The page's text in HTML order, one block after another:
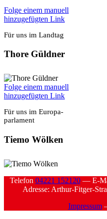
Fol­ge einem manu­ell
hin­zu­ge­füg­ten Link
Für uns im Land­tag
Tho­re Güld­ner
Fol­ge einem manu­ell
hin­zu­ge­füg­ten Link
Für uns im Euro­pa­
par­la­ment
Tie­mo Wöl­ken
Tele­fon 04221 152120—
Adres­se: Arthur-Fit­ger-
Impres­sum